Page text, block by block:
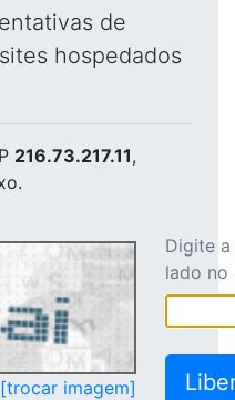
de
hospedados
216.73.217.11,
[trocar imagem]
Digite
lado no